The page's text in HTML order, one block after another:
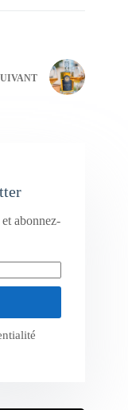
abonnez-